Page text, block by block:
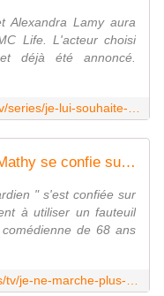
Alexandra Lamy aura
Life. L'acteur choisi
déjà été annoncé.
" Je ne marche plus " : Mimie Mathy se confie sur ses problèmes de santé et le tournage de " Joséphine ange gardien "
" s'est confiée sur
à utiliser un fauteuil
de 68 ans